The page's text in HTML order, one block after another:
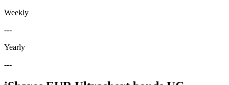
Weekly
---
Yearly
---